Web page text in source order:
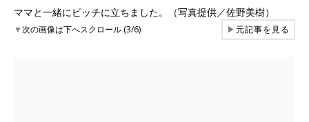
ママと一緒にピッチに立ちました。（写真提供／佐野美樹）
▼次の画像は下へスクロール (3/6) ▶元記事を見る